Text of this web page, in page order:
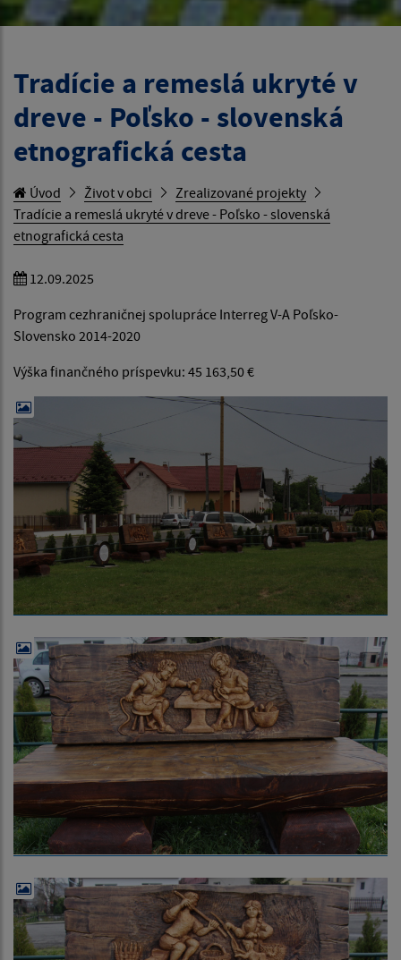
Tradície a remeslá ukryté v
dreve - Poľsko - slovenská
etnografická cesta
Úvod Život v obci
Zrealizované projekty
Tradície a remeslá ukryté v dreve - Poľsko - slovenská
etnografická cesta
12.09.2025
Program cezhraničnej spolupráce Interreg V-A Poľsko-
Slovensko 2014-2020
Výška finančného príspevku: 45 163,50 €